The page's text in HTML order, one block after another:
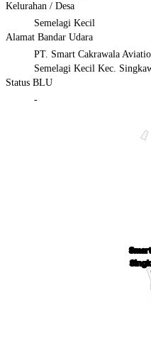
Kelurahan / Desa
Semelagi Kecil
Alamat Bandar Udara
PT. Smart Cakrawala
Semelagi Kecil Kec.
Status BLU
-